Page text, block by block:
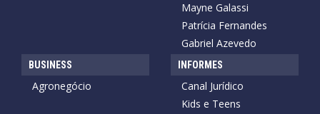
Mayne Galassi
Patrícia Fernandes
Gabriel Azevedo
BUSINESS
Agronegócio
INFORMES
Canal Jurídico
Kids e Teens